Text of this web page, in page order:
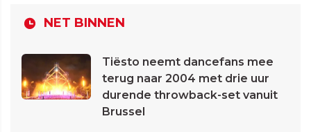
NET BINNEN
Tiësto neemt dancefans mee
terug naar 2004 met drie uur
durende throwback-set vanuit
Brussel